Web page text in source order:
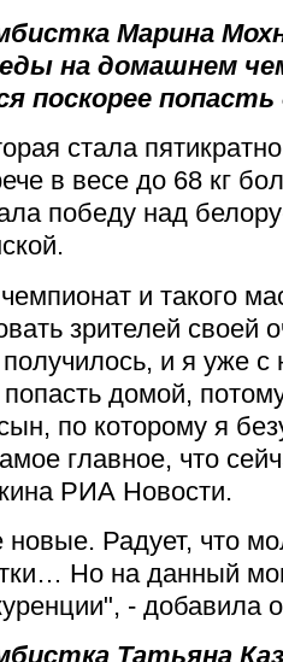
Марина
на домашнем
поскорее
стала
в весе до 68 кг
победу над
и такого
зрителей своей
и я уже с
домой,
по которому я
главное, что
РИА Новости.
Радует, что
Но на данный
- добавила
Татьяна